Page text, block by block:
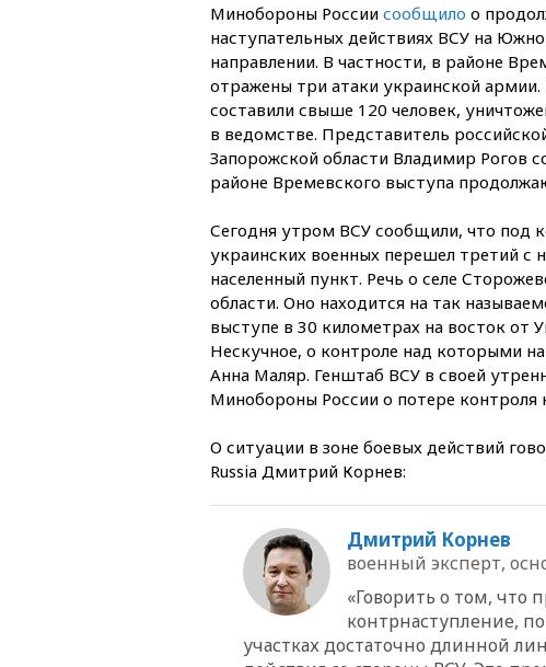
Минобороны России сообщило о
наступательных действиях ВСУ на
направлении. В частности, в районе
отражены три атаки украинской
составили свыше 120 человек,
в ведомстве. Представитель
Запорожской области Владимир Рогов
районе Времевского выступа
Сегодня утром ВСУ сообщили, что под
украинских военных перешел третий с
населенный пункт. Речь о селе
области. Оно находится на так
выступе в 30 километрах на восток от
Нескучное, о контроле над которыми
Анна Маляр. Генштаб ВСУ в своей
Минобороны России о потере контроля
О ситуации в зоне боевых действий
Russia Дмитрий Корнев:
Дмитрий Корнев
военный эксперт,
«Говорить о том, что
контрнаступление,
участках достаточно длинной